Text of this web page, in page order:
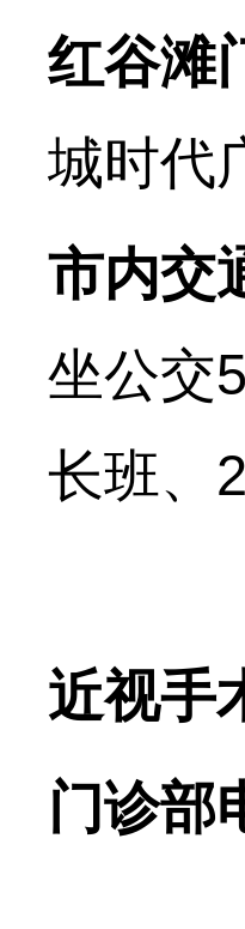
红谷滩
城时代
市内交
坐公交
长班、
近视手
门诊部